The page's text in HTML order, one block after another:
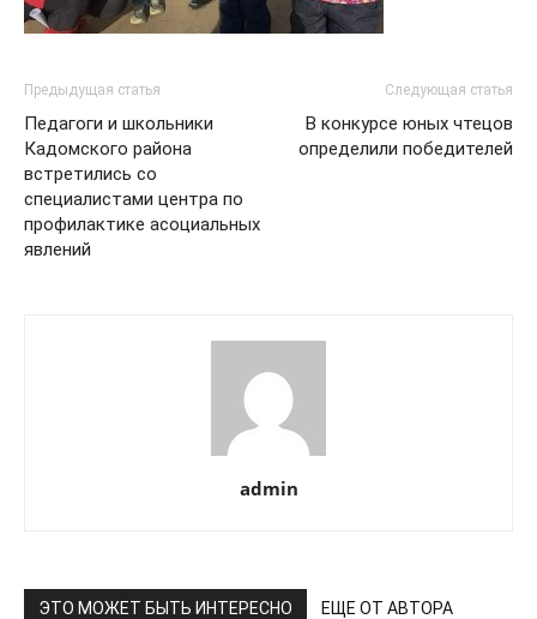
Предыдущая статья
Педагоги и школьники
Кадомского района
встретились со
специалистами центра по
профилактике асоциальных
явлений
Следующая статья
В конкурсе юных чтецов
определили победителей
admin
ЭТО МОЖЕТ БЫТЬ ИНТЕРЕСНО ЕЩЕ ОТ АВТОРА